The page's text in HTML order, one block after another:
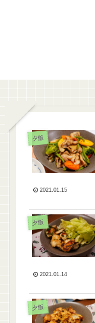
夕飯
2021.01.15
夕飯
2021.01.14
夕飯